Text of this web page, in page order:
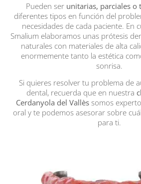
Pueden ser unitarias, parciales o
diferentes tipos en función del
necesidades de cada paciente. En
Smalium elaboramos unas prótesis
naturales con materiales de alta
enormemente tanto la estética
sonrisa.
Si quieres resolver tu problema de
dental, recuerda que en nuestra
Cerdanyola del Vallès somos
oral y te podemos asesorar sobre
para ti.